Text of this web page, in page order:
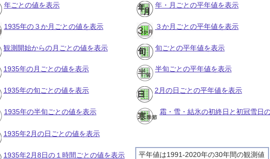
年ごとの値を表示 年・月ごとの平年値を表示
1935年の３か月ごとの値を表示 ３か月ごとの平年値を表示
観測開始からの月ごとの値を表示 旬ごとの平年値を表示
1935年の月ごとの値を表示 半旬ごとの平年値を表示
1935年の旬ごとの値を表示 2月の日ごとの平年値を表示
1935年の半旬ごとの値を表示 霜・雪・結氷の初終日と初冠雪日
1935年2月の日ごとの値を表示
平年値は1991-2020年の30年間の観測値
1935年2月8日の１時間ごとの値を表示